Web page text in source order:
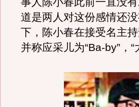
道是两人对这份感情还
下，陈小春在接受名主
并称应采儿为“Ba-by”，